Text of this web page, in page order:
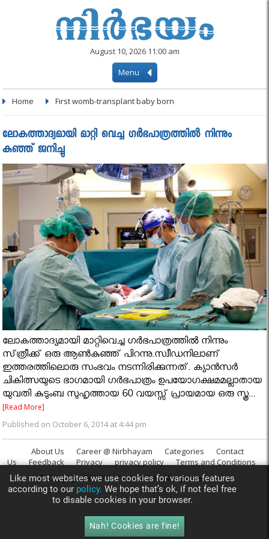
August 10, 2026 11:00 am
Menu
Home First womb-transplant baby born
ലോകത്താദ്യമായി മാറ്റി വെച്ച ഗർഭപാത്രത്തിൽ നിന്നും
കുഞ്ഞ് ജനിച്ചു
ലോകത്താദ്യമായി മാറ്റിവെച്ച ഗർഭപാത്രത്തിൽ നിന്നും
സ്‌ത്രീക്ക് ഒരു ആണ്‍കുഞ്ഞ് പിറന്നു.സ്വീഡനിലാണ്
ഇത്തരത്തിലൊരു സംഭവം നടന്നിരിക്കുന്നത്. ക്യാന്‍സര്‍
ചികിത്സയുടെ ഭാഗമായി ഗര്‍ഭപാത്രം ഉപയോഗക്ഷമമല്ലാതായ
യുവതി കുടുംബ സുഹൃത്തായ 60 വയസ്സ്‌ പ്രായമായ ഒരു സ്ത്ര...
[Read More]
Published on October 6, 2014 at 4:44 pm
About Us Career @ Nirbhayam Categories
Contact
Us
Feedback Privacy privacy policy
Terms and Conditions
© Copyright 2014Nirbhayam.com. All rights reserved.
Like most websites we use cookies for various features
according to our policy. We hope that’s ok, if not feel free
to disable cookies in your browser.
Nah! Cookies are fine!